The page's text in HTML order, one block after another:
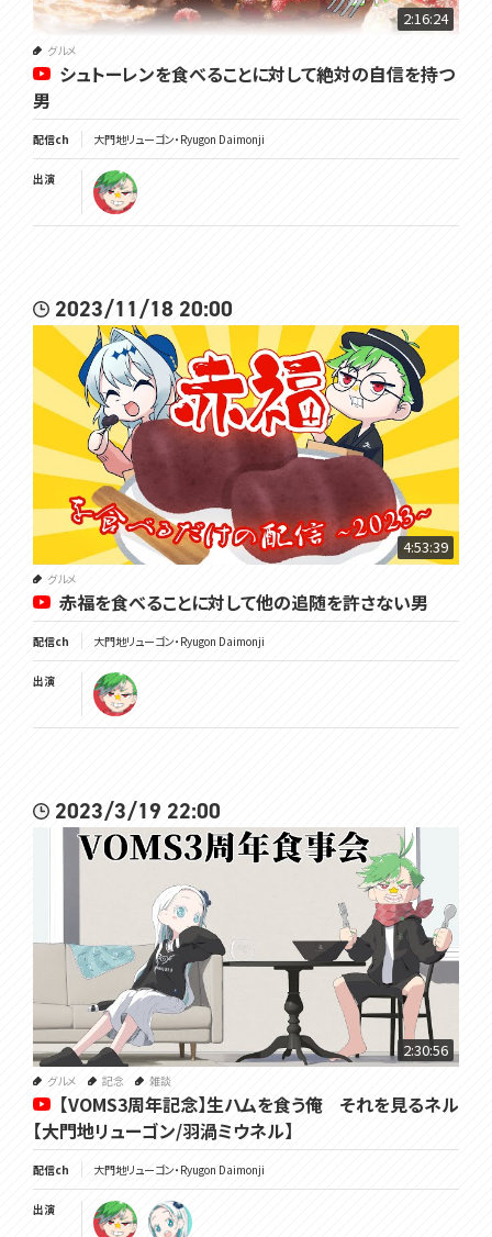
2:16:24
グルメ
シュトーレンを食べることに対して絶対の自信を持つ
男
配信ch 大門地リューゴン・Ryugon Daimonji
出演
2023/11/18 20:00
4:53:39
グルメ
赤福を食べることに対して他の追随を許さない男
配信ch 大門地リューゴン・Ryugon Daimonji
出演
2023/3/19 22:00
2:30:56
グルメ 記念 雑談
【VOMS3周年記念】生ハムを食う俺 それを見るネル
【大門地リューゴン/羽渦ミウネル】
配信ch 大門地リューゴン・Ryugon Daimonji
出演